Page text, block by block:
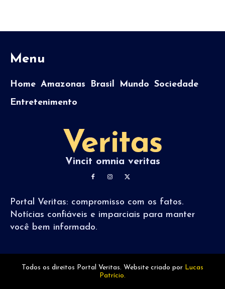
Menu
Home Amazonas Brasil Mundo Sociedade
Entretenimento
Vincit omnia veritas
Portal Veritas: compromisso com os fatos.
Notícias confiáveis e imparciais para manter
você bem informado.
Todos os direitos Portal Veritas. Website criado por Lucas
Patrício.